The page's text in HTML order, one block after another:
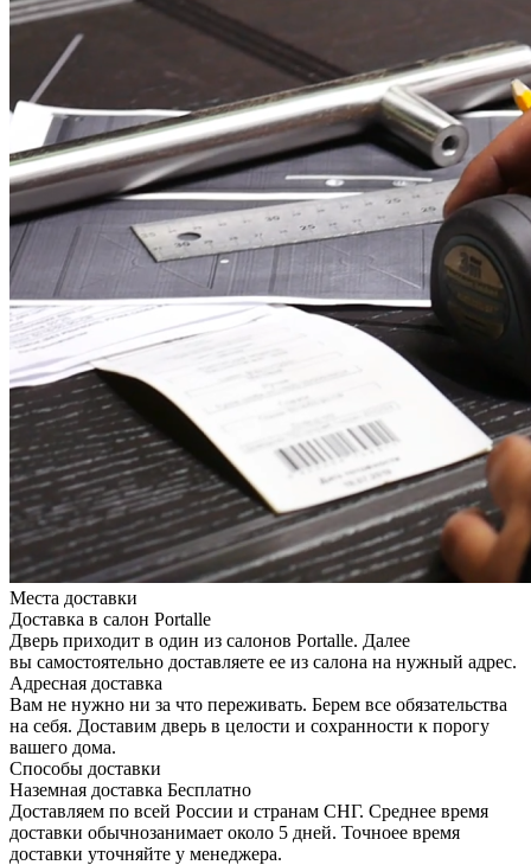
Места доставки
Доставка в салон Portalle
Дверь приходит в один из салонов Portalle. Далее
вы самостоятельно доставляете ее из салона на нужный адрес.
Адресная доставка
Вам не нужно ни за что переживать. Берем все обязательства
на себя. Доставим дверь в целости и сохранности к порогу
вашего дома.
Способы доставки
Наземная доставка Бесплатно
Доставляем по всей России и странам СНГ. Среднее время
доставки обычнозанимает около 5 дней. Точноее время
доставки уточняйте у менеджера.